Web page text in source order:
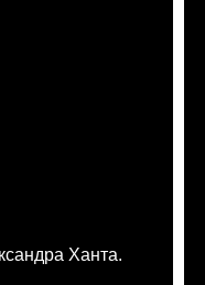
Ханта.